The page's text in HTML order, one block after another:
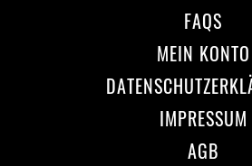
FAQS
MEIN KONTO
IMPRESSUM
AGB